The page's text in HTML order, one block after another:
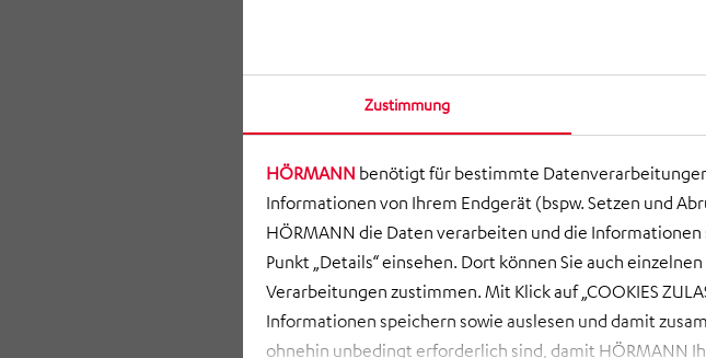
Zustimmung
HÖRMANN benötigt für bestimmte
Informationen von Ihrem Endgerät (bspw. Setzen und
HÖRMANN die Daten verarbeiten und die
Punkt „Details“ einsehen. Dort können Sie auch
Verarbeitungen zustimmen. Mit Klick auf „COOKIES
Informationen speichern sowie auslesen und damit
ohnehin unbedingt erforderlich sind, damit HÖRMANN